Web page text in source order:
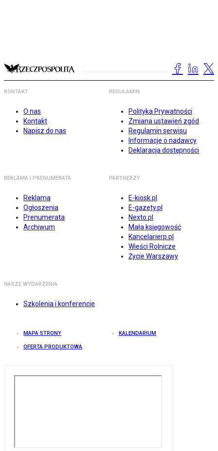
KONTAKT
O nas
Kontakt
Napisz do nas
REGULAMIN
Polityka Prywatności
Zmiana ustawień zgód
Regulamin serwisu
Informacje o nadawcy
Deklaracja dostępności
REKLAMA I PRENUMERATA
Reklama
Ogłoszenia
Prenumerata
Archiwum
PARTNERZY
E-kiosk.pl
E-gazety.pl
Nexto.pl
Mała księgowość
Kancelarierp.pl
Wieści Rolnicze
Życie Warszawy
NASZE WYDARZENIA
Szkolenia i konferencje
MAPA STRONY KALENDARIUM
OFERTA PRODUKTOWA